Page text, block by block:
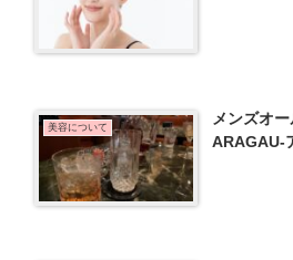
美容について
メンズオ
ARAGAU-